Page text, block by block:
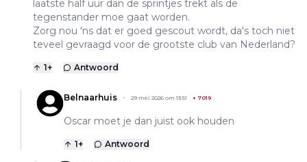
laatste half uur dan de sprintjes trekt als de
tegenstander moe gaat worden.
Zorg nou 'ns dat er goed gescout wordt, da's toch niet
teveel gevraagd voor de grootste club van Nederland?
1+ Antwoord
Belnaarhuis 29 mei 2026 om 13:51 + 7019
Oscar moet je dan juist ook houden
1+ Antwoord